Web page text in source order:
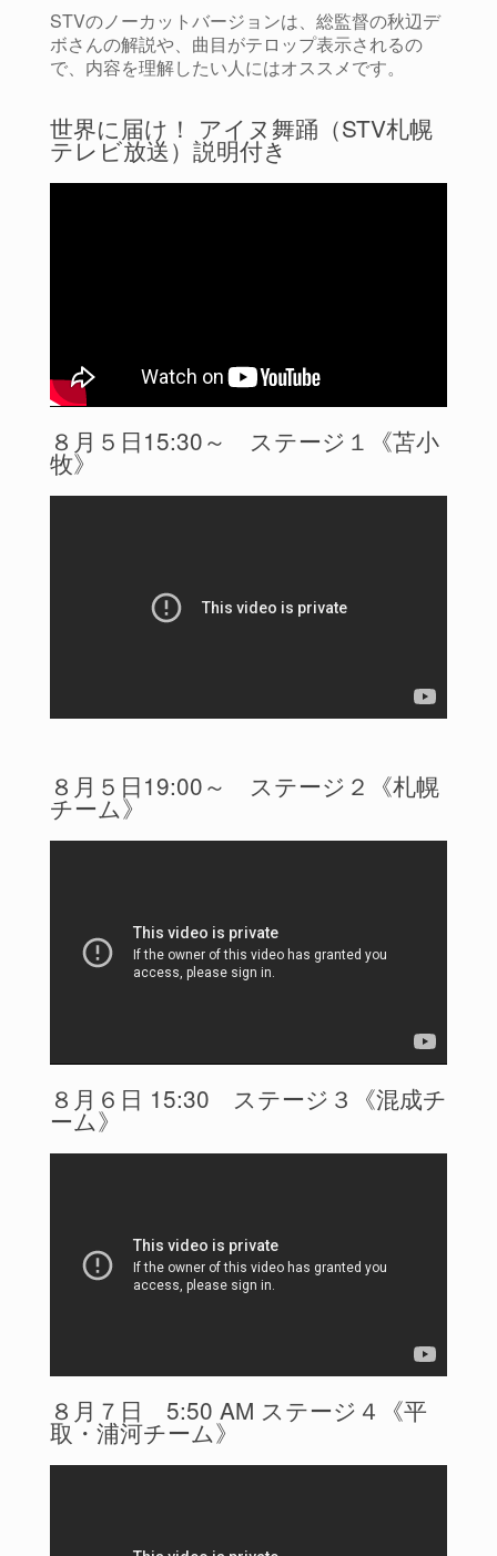
STVのノーカットバージョンは、総監督の秋辺デ
ボさんの解説や、曲目がテロップ表示されるの
で、内容を理解したい人にはオススメです。
世界に届け！ アイヌ舞踊（STV札幌
テレビ放送）説明付き
８月５日15:30～ ステージ１《苫小
牧》
８月５日19:00～ ステージ２《札幌
チーム》
８月６日 15:30 ステージ３《混成チ
ーム》
８月７日 5:50 AM ステージ４《平
取・浦河チーム》